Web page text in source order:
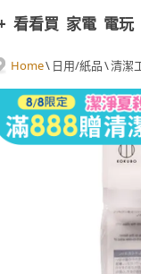
看看買 家電 電玩
Home\ 日用/紙品\清潔